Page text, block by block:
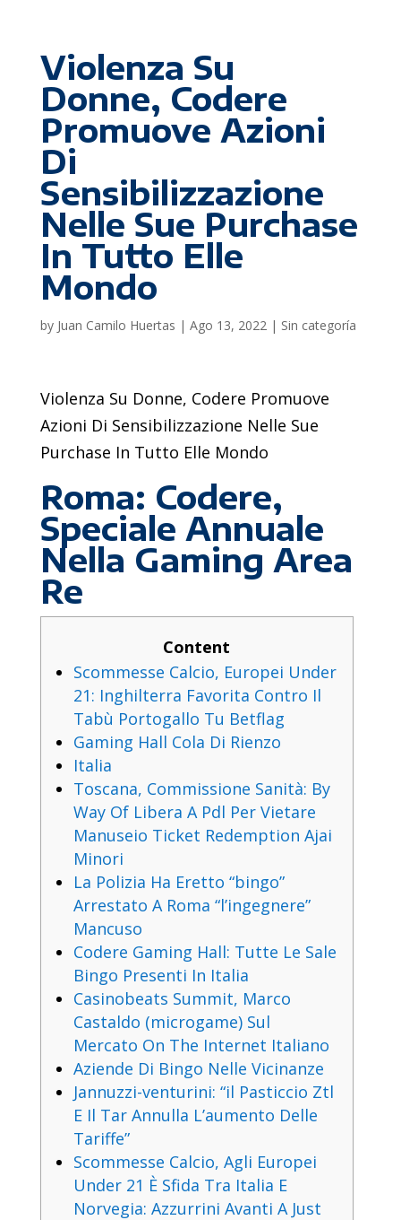
Violenza Su
Donne, Codere
Promuove Azioni
Di
Sensibilizzazione
Nelle Sue Purchase
In Tutto Elle
Mondo
by Juan Camilo Huertas | Ago 13, 2022| Sin categoría
Violenza Su Donne, Codere Promuove
Azioni Di Sensibilizzazione Nelle Sue
Purchase In Tutto Elle Mondo
Roma: Codere,
Speciale Annuale
Nella Gaming Area
Re
Content
Scommesse Calcio, Europei Under
21: Inghilterra Favorita Contro Il
Tabù Portogallo Tu Betflag
Gaming Hall Cola Di Rienzo
Italia
Toscana, Commissione Sanità: By
Way Of Libera A Pdl Per Vietare
Manuseio Ticket Redemption Ajai
Minori
La Polizia Ha Eretto “bingo”
Arrestato A Roma “l’ingegnere”
Mancuso
Codere Gaming Hall: Tutte Le Sale
Bingo Presenti In Italia
Casinobeats Summit, Marco
Castaldo (microgame) Sul
Mercato On The Internet Italiano
Aziende Di Bingo Nelle Vicinanze
Jannuzzi-venturini: “il Pasticcio Ztl
E Il Tar Annulla L’aumento Delle
Tariffe”
Scommesse Calcio, Agli Europei
Under 21 È Sfida Tra Italia E
Norvegia: Azzurrini Avanti A Just